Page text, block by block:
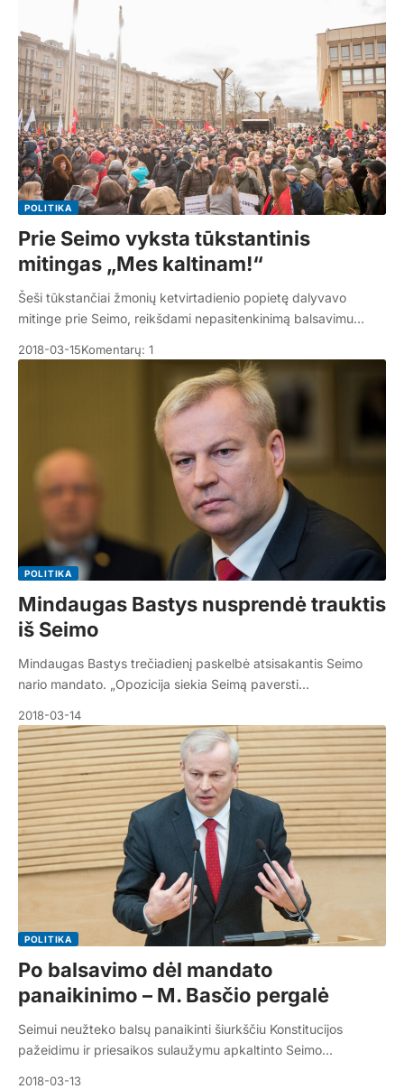
POLITIKA
Prie Seimo vyksta tūkstantinis
mitingas „Mes kaltinam!“
Šeši tūkstančiai žmonių ketvirtadienio popietę dalyvavo
mitinge prie Seimo, reikšdami nepasitenkinimą balsavimu…
2018-03-15Komentarų: 1
POLITIKA
Mindaugas Bastys nusprendė trauktis
iš Seimo
Mindaugas Bastys trečiadienį paskelbė atsisakantis Seimo
nario mandato. „Opozicija siekia Seimą paversti…
2018-03-14
POLITIKA
Po balsavimo dėl mandato
panaikinimo – M. Basčio pergalė
Seimui neužteko balsų panaikinti šiurkščiu Konstitucijos
pažeidimu ir priesaikos sulaužymu apkaltinto Seimo…
2018-03-13